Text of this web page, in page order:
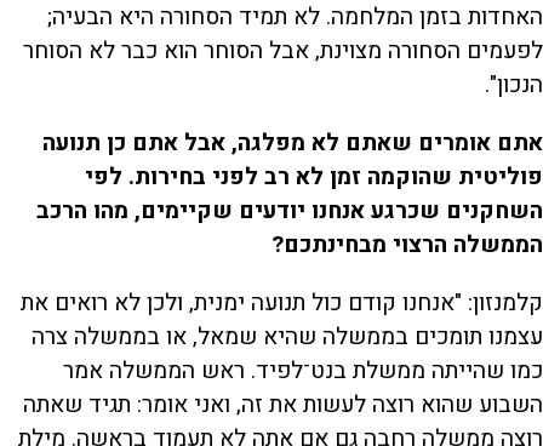
האחדות בזמן המלחמה. לא תמיד הסחורה היא הבעיה;
לפעמים הסחורה מצוינת, אבל הסוחר הוא כבר לא הסוחר
הנכון".
אתם אומרים שאתם לא מפלגה, אבל אתם כן תנועה
פוליטית שהוקמה זמן לא רב לפני בחירות. לפי
השחקנים שכרגע אנחנו יודעים שקיימים, מהו הרכב
הממשלה הרצוי מבחינתכם?
קלמנזון: "אנחנו קודם כול תנועה ימנית, ולכן לא רואים את
עצמנו תומכים בממשלה שהיא שמאל, או בממשלה צרה
כמו שהייתה ממשלת בנט־לפיד. ראש הממשלה אמר
השבוע שהוא רוצה לעשות את זה, ואני אומר: תגיד שאתה
רוצה ממשלה רחבה גם אם אתה לא תעמוד בראשה. מילת